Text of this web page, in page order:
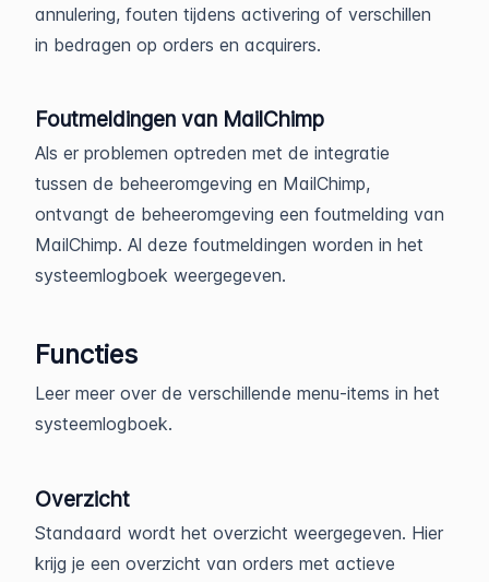
annulering, fouten tijdens activering of verschillen
in bedragen op orders en acquirers.
Foutmeldingen van MailChimp
Als er problemen optreden met de integratie
tussen de beheeromgeving en MailChimp,
ontvangt de beheeromgeving een foutmelding van
MailChimp. Al deze foutmeldingen worden in het
systeemlogboek weergegeven.
Functies
Leer meer over de verschillende menu-items in het
systeemlogboek.
Overzicht
Standaard wordt het overzicht weergegeven. Hier
krijg je een overzicht van orders met actieve